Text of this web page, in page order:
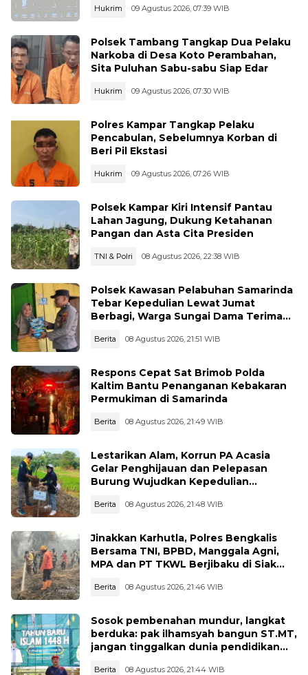
Hukrim 09 Agustus 2026, 07:39 WIB
Polsek Tambang Tangkap Dua Pelaku
Narkoba di Desa Koto Perambahan,
Sita Puluhan Sabu-sabu Siap Edar
Hukrim 09 Agustus 2026, 07:30 WIB
Polres Kampar Tangkap Pelaku
Pencabulan, Sebelumnya Korban di
Beri Pil Ekstasi
Hukrim 09 Agustus 2026, 07:26 WIB
Polsek Kampar Kiri Intensif Pantau
Lahan Jagung, Dukung Ketahanan
Pangan dan Asta Cita Presiden
TNI & Polri 08 Agustus 2026, 22:38 WIB
Polsek Kawasan Pelabuhan Samarinda
Tebar Kepedulian Lewat Jumat
Berbagi, Warga Sungai Dama Terima
Berita 08 Agustus 2026, 21:51 WIB
Respons Cepat Sat Brimob Polda
Kaltim Bantu Penanganan Kebakaran
Permukiman di Samarinda
Berita 08 Agustus 2026, 21:49 WIB
Lestarikan Alam, Korrun PA Acasia
Gelar Penghijauan dan Pelepasan
Burung Wujudkan Kepedulian
Berita 08 Agustus 2026, 21:48 WIB
Jinakkan Karhutla, Polres Bengkalis
Bersama TNI, BPBD, Manggala Agni,
MPA dan PT TKWL Berjibaku di Siak
Berita 08 Agustus 2026, 21:46 WIB
Sosok pembenahan mundur, langkat
berduka: pak ilhamsyah bangun ST.MT,
jangan tinggalkan dunia pendidikan
Berita 08 Agustus 2026, 21:44 WIB